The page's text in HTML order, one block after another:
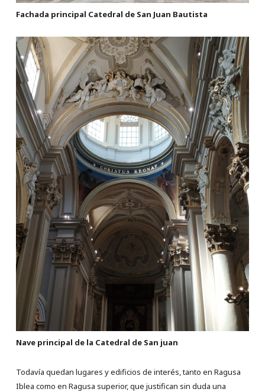
Fachada principal Catedral de San Juan Bautista
Nave principal de la Catedral de San juan
Todavía quedan lugares y edificios de interés, tanto en Ragusa
Iblea como en Ragusa superior, que justifican sin duda una